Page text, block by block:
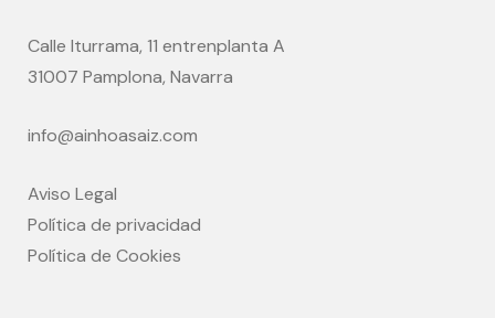
Calle Iturrama, 11 entrenplanta A
31007 Pamplona, Navarra
info@ainhoasaiz.com
Aviso Legal
Política de privacidad
Política de Cookies